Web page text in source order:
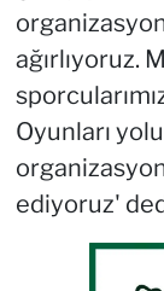
ağırlıyoruz.
Oyunları
ediyoruz'